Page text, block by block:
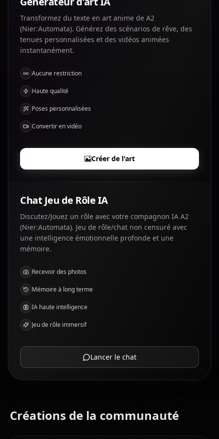
Transformez du texte en art anime de A2
(Nier:Automata). Générez des scénarios de rêve, des
tenues personnalisées et des vidéos animées
instantanément.
Aucune restriction
Haute qualité
Poses personnalisées
Convertir en vidéo
Créer de l'art
Chat Jeu de Rôle IA
Discutez/Jouez un rôle avec votre compagnon IA A2
(Nier:Automata). Jeu de rôle/chat non censuré avec
une intelligence émotionnelle profonde et une
mémoire.
Recevoir des photos
Mémoire à long terme
IA haute intelligence
Jeu de rôle immersif
Lancer le chat
Créations de la communauté